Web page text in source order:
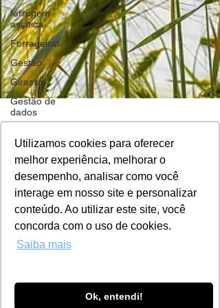
Utilizamos cookies para oferecer
melhor experiência, melhorar o
desempenho, analisar como você
interage em nosso site e personalizar
conteúdo. Ao utilizar este site, você
concorda com o uso de cookies.
Saiba mais
Ok, entendi!
ferrugem
asiática
Forrageiras
Gestão
Girassol
Gestão de
dados
armigera
Grão-de-
bico
Insumos
La Niña
Manejo
integrado
de pragas
25 de jul. de 2022
3 min de leitura
Manejo de culturas de inverno
As culturas de inverno são uma ótima opção nos
sistemas de produção de grãos, trazendo
benefícios ao produtor de maneira direta, com